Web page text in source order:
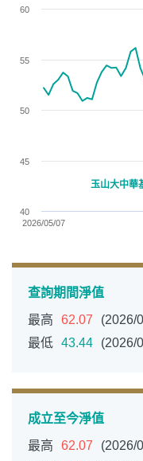
The chart has 1 X
The chart has 1 Y
玉山大中華
2026/05/07
40
45
50
55
60
查詢期間淨值
最高
62.07
(2026/
最低 43.44 (2026/
成立至今淨值
最高
62.07
(2026/